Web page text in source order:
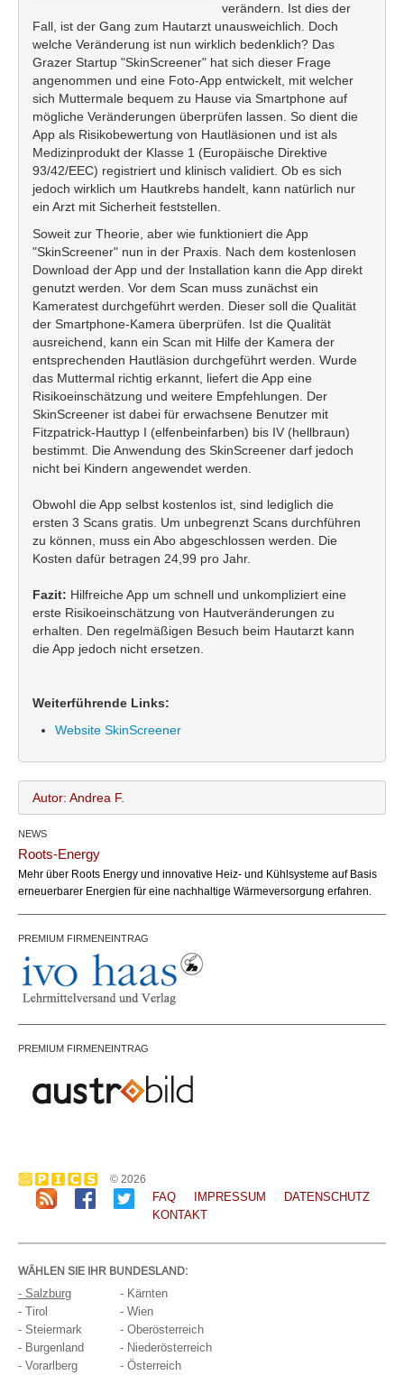
verändern. Ist dies der
Fall, ist der Gang zum Hautarzt unausweichlich. Doch
welche Veränderung ist nun wirklich bedenklich? Das
Grazer Startup "SkinScreener" hat sich dieser Frage
angenommen und eine Foto-App entwickelt, mit welcher
sich Muttermale bequem zu Hause via Smartphone auf
mögliche Veränderungen überprüfen lassen. So dient die
App als Risikobewertung von Hautläsionen und ist als
Medizinprodukt der Klasse 1 (Europäische Direktive
93/42/EEC) registriert und klinisch validiert. Ob es sich
jedoch wirklich um Hautkrebs handelt, kann natürlich nur
ein Arzt mit Sicherheit feststellen.
Soweit zur Theorie, aber wie funktioniert die App
"SkinScreener" nun in der Praxis. Nach dem kostenlosen
Download der App und der Installation kann die App direkt
genutzt werden. Vor dem Scan muss zunächst ein
Kameratest durchgeführt werden. Dieser soll die Qualität
der Smartphone-Kamera überprüfen. Ist die Qualität
ausreichend, kann ein Scan mit Hilfe der Kamera der
entsprechenden Hautläsion durchgeführt werden. Wurde
das Muttermal richtig erkannt, liefert die App eine
Risikoeinschätzung und weitere Empfehlungen. Der
SkinScreener ist dabei für erwachsene Benutzer mit
Fitzpatrick-Hauttyp I (elfenbeinfarben) bis IV (hellbraun)
bestimmt. Die Anwendung des SkinScreener darf jedoch
nicht bei Kindern angewendet werden.
Obwohl die App selbst kostenlos ist, sind lediglich die
ersten 3 Scans gratis. Um unbegrenzt Scans durchführen
zu können, muss ein Abo abgeschlossen werden. Die
Kosten dafür betragen 24,99 pro Jahr.
Fazit: Hilfreiche App um schnell und unkompliziert eine
erste Risikoeinschätzung von Hautveränderungen zu
erhalten. Den regelmäßigen Besuch beim Hautarzt kann
die App jedoch nicht ersetzen.
Weiterführende Links:
Website SkinScreener
Autor: Andrea F.
NEWS
Roots-Energy
Mehr über Roots Energy und innovative Heiz- und Kühlsysteme auf Basis
erneuerbarer Energien für eine nachhaltige Wärmeversorgung erfahren.
PREMIUM FIRMENEINTRAG
PREMIUM FIRMENEINTRAG
© 2026
FAQ IMPRESSUM
DATENSCHUTZ
KONTAKT
WÄHLEN SIE IHR BUNDESLAND:
- Salzburg
- Tirol
- Steiermark
- Burgenland
- Vorarlberg
- Kärnten
- Wien
- Oberösterreich
- Niederösterreich
- Österreich